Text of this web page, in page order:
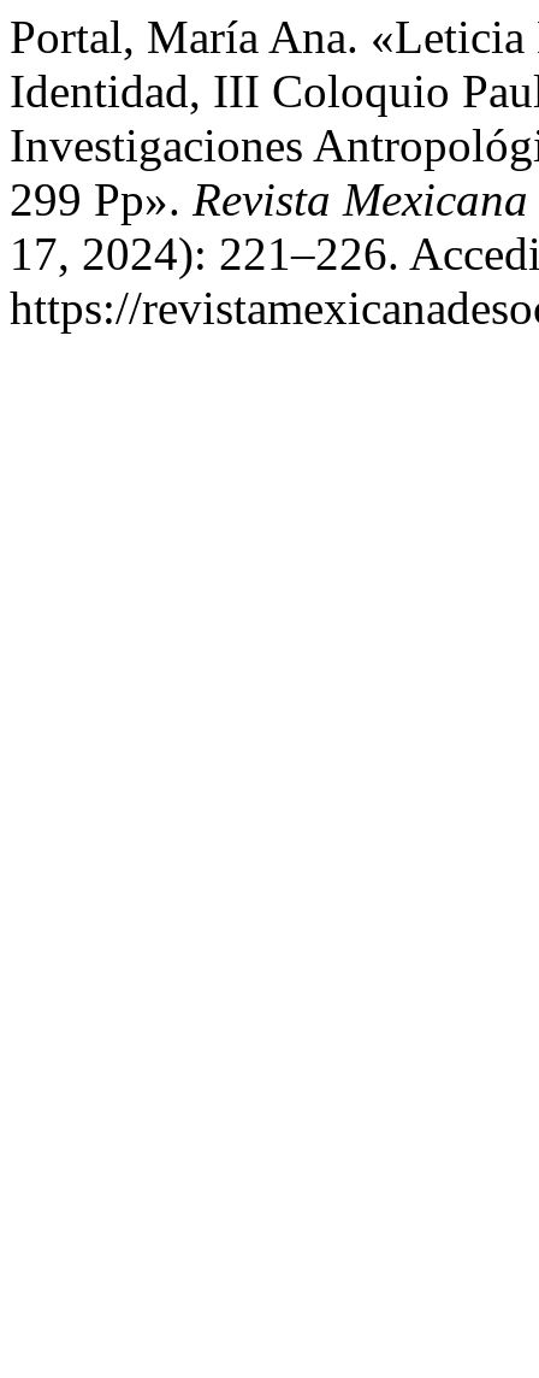
Portal, María Ana.
Identidad, III Coloquio
Investigaciones
299 Pp». Revista
17, 2024): 221–226.
https://